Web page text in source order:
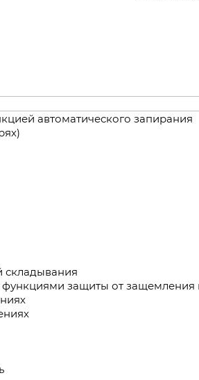
автоматического запирания
складывания
защиты от защемления